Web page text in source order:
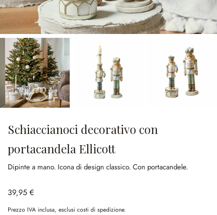
Schiaccianoci decorativo con
portacandela Ellicott
Dipinte a mano. Icona di design classico. Con portacandele.
39,95 €
Prezzo IVA inclusa, esclusi costi di spedizione.